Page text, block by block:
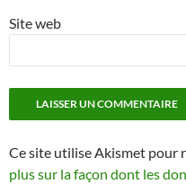
Site web
Ce site utilise Akismet pour
plus sur la façon dont les